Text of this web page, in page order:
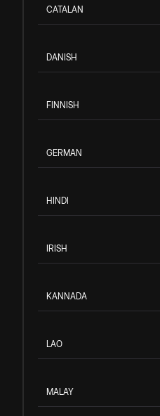
CATALAN
DANISH
FINNISH
GERMAN
HINDI
IRISH
KANNADA
LAO
MALAY